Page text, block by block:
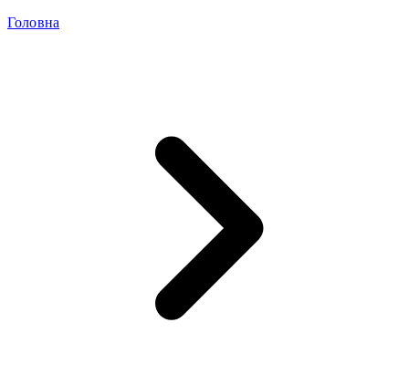
Головна